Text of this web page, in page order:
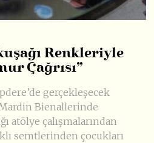
Renkleriyle
Çağrısı”
gerçekleşecek
Bienallerinde
atölye çalışmalarından
semtlerinden çocukları